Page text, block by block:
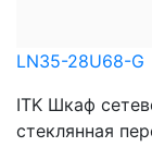
LN35-28U68-G
ITK Шкаф
стеклянная